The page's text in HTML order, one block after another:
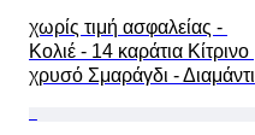
χωρίς τιμή ασφαλείας -
Κολιέ - 14 καράτια Κίτρινο
χρυσό Σμαράγδι - Διαμάντι